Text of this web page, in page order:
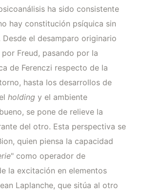
ha sido consistente
hay constitución psíquica sin
Desde el desamparo originario
Freud, pasando por la
de Ferenczi respecto de la
hasta los desarrollos de
holding y el ambiente
se pone de relieve la
del otro. Esta perspectiva se
quien piensa la capacidad
" como operador de
la excitación en elementos
Laplanche, que sitúa al otro